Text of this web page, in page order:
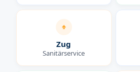
Zug
Sanitärservice